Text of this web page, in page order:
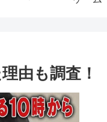
由も調査！